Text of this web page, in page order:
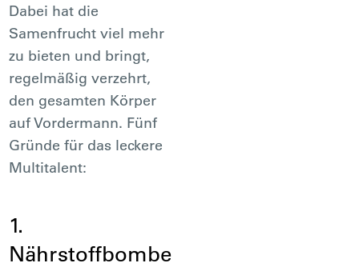
Dabei hat die
Samenfrucht viel mehr
zu bieten und bringt,
regelmäßig verzehrt,
den gesamten Körper
auf Vordermann. Fünf
Gründe für das leckere
Multitalent:
1.
Nährstoffbombe